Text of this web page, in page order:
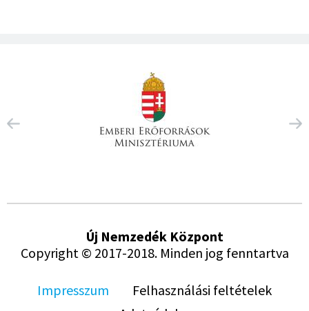
Új Nemzedék Központ
Copyright © 2017-2018. Minden jog fenntartva
Impresszum
Felhasználási feltételek